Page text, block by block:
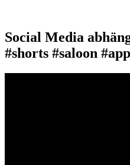
Social Media
#shorts #saloon